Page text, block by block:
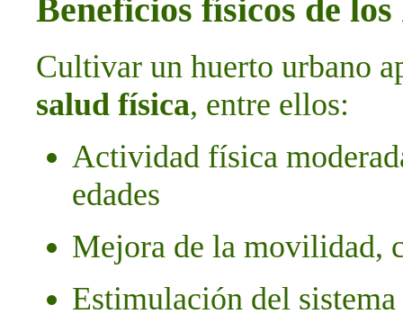
Beneficios físicos de
Cultivar un huerto urbano
salud física, entre ellos:
Actividad física
edades
Mejora de la movilidad,
Estimulación del